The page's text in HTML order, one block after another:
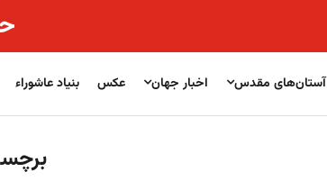
آستان‌های مقدس اخبار جهان عکس بنیاد عاشوراء